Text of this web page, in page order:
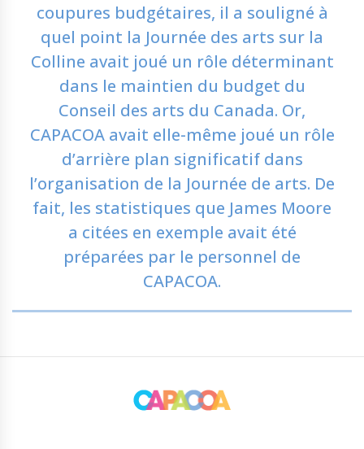
coupures budgétaires, il a souligné à
quel point la Journée des arts sur la
Colline avait joué un rôle déterminant
dans le maintien du budget du
Conseil des arts du Canada. Or,
CAPACOA avait elle-même joué un rôle
d’arrière plan significatif dans
l’organisation de la Journée de arts. De
fait, les statistiques que James Moore
a citées en exemple avait été
préparées par le personnel de
CAPACOA.